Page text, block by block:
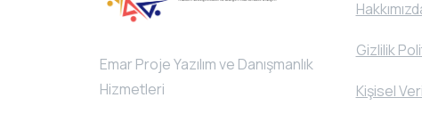
Emar Proje Yazılım ve Danışmanlık
Hizmetleri
Gizlilik
Kişisel